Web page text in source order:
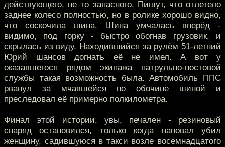
действующего, не то запасного. Пишут, что отлетело
заднее колесо полностью, но в ролике хорошо видно,
что соскочила шина. Шина умчалась вперёд -
видимо, под горку - быстро обогнав грузовик, и
скрылась из виду. Находившийся за рулём 51-летний
Юрий шансов догнать её не имел. А вот у
оказавшегося рядом экипажа патрульно-постовой
службы такая возможность была. Автомобиль ППС
рванул за мчавшейся по обочине шиной и
преследовал её примерно полкилометра.
Финал этой истории, увы, печален - резиновый
снаряд остановился, только когда наповал убил
женщину, садившуюся в такси возле восемнадцатого